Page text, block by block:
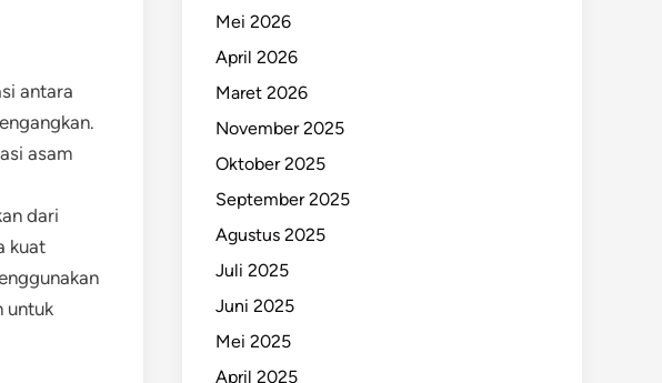
antara
asam
dari
kuat
untuk
Mei 2026
April 2026
Maret 2026
November 2025
Oktober 2025
September 2025
Agustus 2025
Juli 2025
Juni 2025
Mei 2025
April 2025